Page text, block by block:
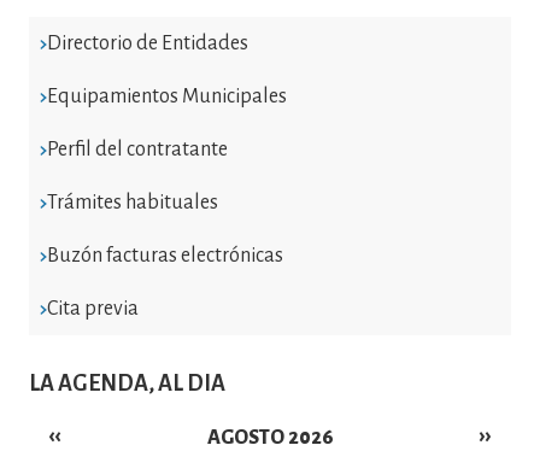
Directorio de Entidades
Equipamientos Municipales
Perfil del contratante
Trámites habituales
Buzón facturas electrónicas
Cita previa
LA AGENDA, AL DIA
AGOSTO 2026
‹‹ ››